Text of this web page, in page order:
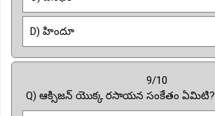
D) హిందూ
9/10
Q) ఆక్సిజన్ యొక్క రసాయన సంకేతం ఏమిటి?